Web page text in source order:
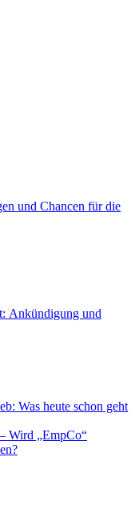
und Chancen für die
Ankündigung und
Was heute schon geht
Wird „EmpCo“